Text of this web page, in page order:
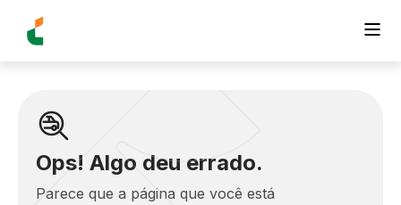
Ops! Algo deu errado.
Parece que a página que você está